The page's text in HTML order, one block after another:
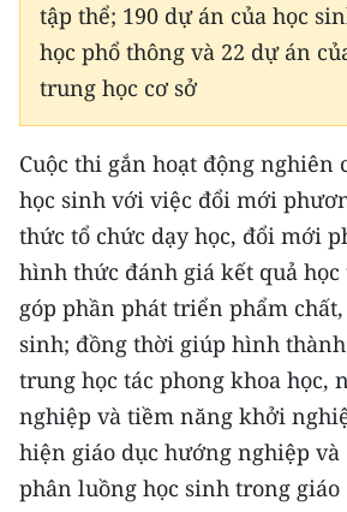
Media Thể thao
Media Giáo dục
Media Khoa học - Công nghệ
Media Môi trường
Ảnh
Infographic
TIN MỚI
TIN ĐỊA PHƯƠNG
tập thể; 190 dự án của học
học phổ thông và 22 dự án
trung học cơ sở
Cuộc thi gắn hoạt động nghiên
học sinh với việc đổi mới
thức tổ chức dạy học, đổi mới
hình thức đánh giá kết quả học
góp phần phát triển phẩm
sinh; đồng thời giúp hình
trung học tác phong khoa học,
nghiệp và tiềm năng khởi
hiện giáo dục hướng nghiệp
phân luồng học sinh trong giáo